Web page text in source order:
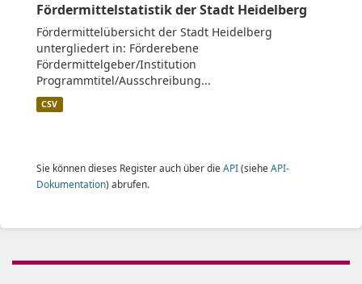
Fördermittelstatistik der Stadt Heidelberg
Fördermittelübersicht der Stadt Heidelberg
untergliedert in: Förderebene
Fördermittelgeber/Institution
Programmtitel/Ausschreibung...
CSV
Sie können dieses Register auch über die API(siehe API-
Dokumentation) abrufen.